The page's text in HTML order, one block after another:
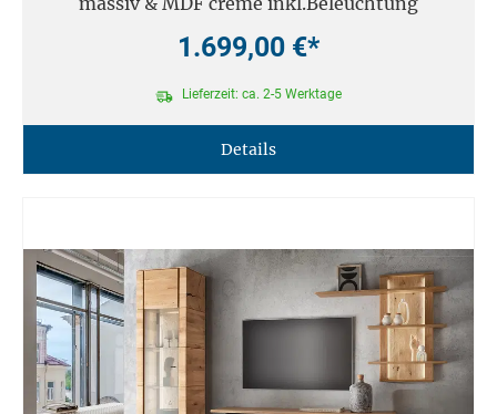
1.699,00 €*
Lieferzeit: ca. 2-5 Werktage
Details